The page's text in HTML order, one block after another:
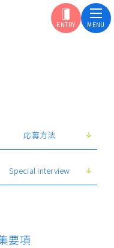
応募方法
Special interview
要項